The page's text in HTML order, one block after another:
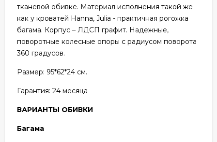
тканевой обивке. Материал исполнения такой же
как у кроватей Hanna, Julia - практичная рогожка
багама. Корпус – ЛДСП графит. Надежные,
поворотные колесные опоры с радиусом поворота
360 градусов.
Размер: 95*62*24 см.
Гарантия: 24 месяца
ВАРИАНТЫ ОБИВКИ
Багама